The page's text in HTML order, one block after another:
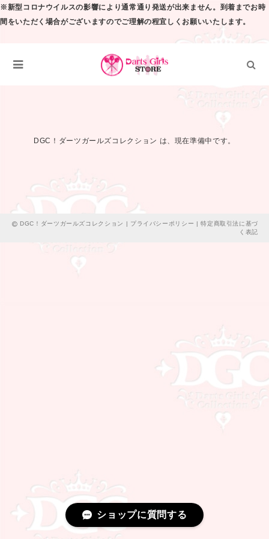
※新型コロナウイルスの影響により通常通り発送が出来ません。到着までお時
間をいただく場合がございますのでご理解の程宜しくお願いいたします。
DGC！ダーツガールズコレクション は、現在準備中です。
DGC！ダーツガールズコレクション | プライバシーポリシー |特定商取引法に基づ
く表記
ショップに質問する